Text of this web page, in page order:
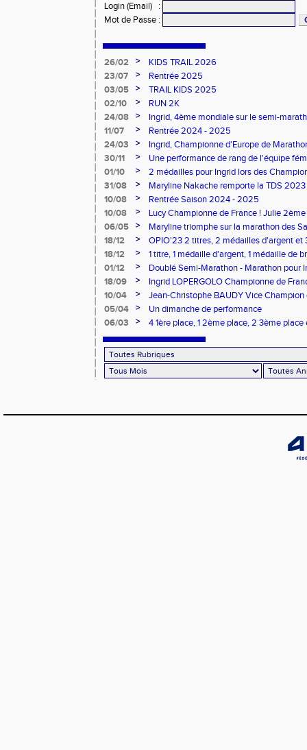
Login (Email)
:
Mot de Passe :
26/02 >
KIDS TRAIL 2026
23/07
>
Rentrée 2025
03/05
>
TRAIL KIDS 2025
02/10
>
RUN 2K
24/08
>
Ingrid, 4ème mondiale sur le semi-
11/07
>
Rentrée 2024 - 2025
24/03
>
Ingrid, Championne d'Europe de
30/11
>
Une performance de rang de l'équipe
de France d'Ekiden 2024
01/10 >
2 médailles pour Ingrid lors des
31/08
>
Maryline Nakache remporte la TDS 2023
10/08
>
Rentrée Saison 2024 - 2025
10/08
>
Lucy Championne de France ! Julie
Vertical
06/05 >
Maryline triomphe sur la marathon des
18/12
>
OPIO'23 2 titres, 2 médailles d'argent et
18/12
>
1 titre, 1 médaille d'argent, 1 médaille de
lors des dptx en salle TC
01/12 >
Doublé Semi-Marathon - Marathon pour
18/09
>
Ingrid LOPERGOLO Championne de
10/04
>
Jean-Christophe BAUDY Vice Champion
05/04
>
Un dimanche de performance
06/03
>
4 1ère place, 1 2ème place, 2 3ème